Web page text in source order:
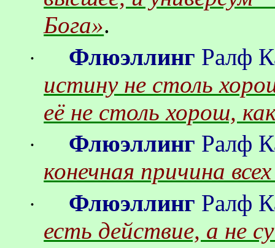
Бога».
· Флюэллинг Ралф
истину не столь
её не столь хорош,
· Флюэллинг Ралф
конечная причина
· Флюэллинг Ралф
есть действие, а не